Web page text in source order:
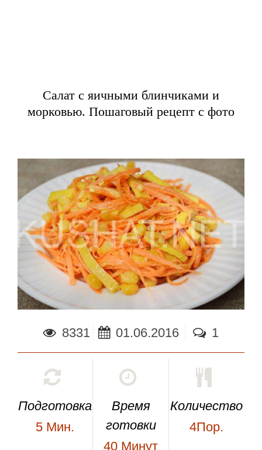
Салат с яичными блинчиками и
морковью. Пошаговый рецепт с фото
8331 01.06.2016 1
Подготовка
5 Мин.
Время
готовки
40 Минут
Количество
4Пор.